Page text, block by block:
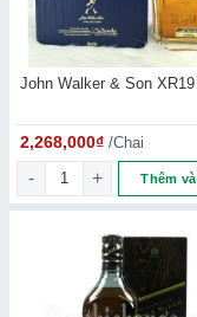
John Walker & Son XR19
2,268,000₫ /Chai
John Walker & Son
Thêm